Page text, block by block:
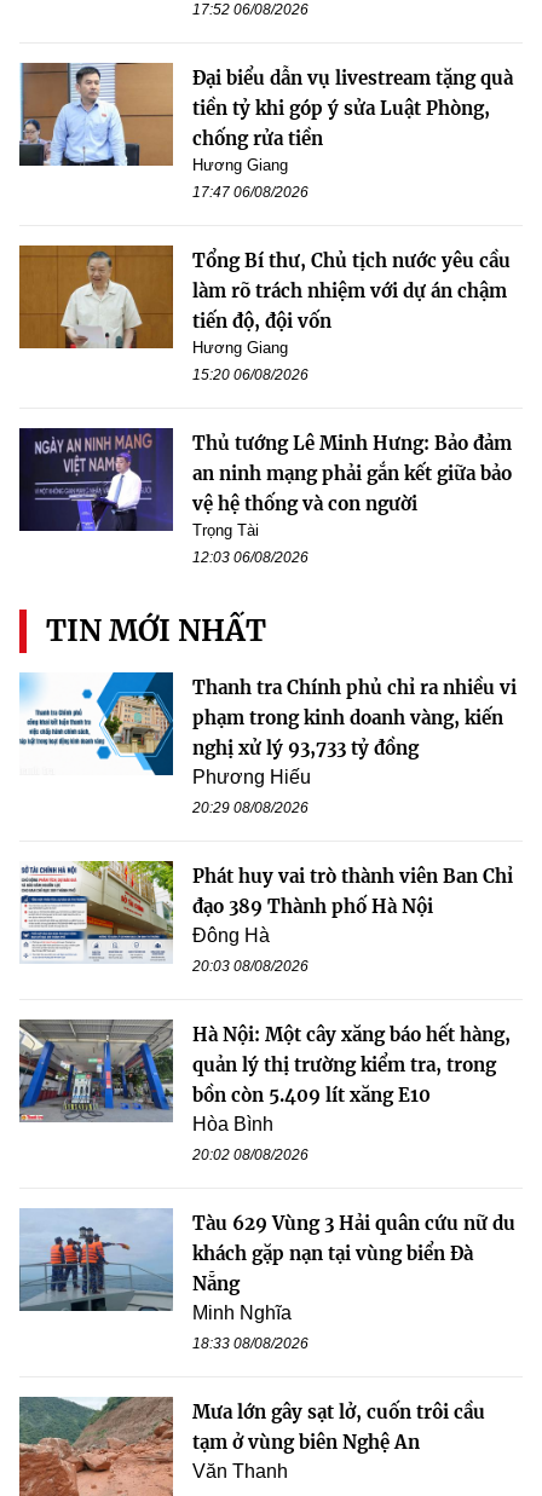
17:52 06/08/2026
Đại biểu dẫn vụ livestream tặng quà
tiền tỷ khi góp ý sửa Luật Phòng,
chống rửa tiền
Hương Giang
17:47 06/08/2026
Tổng Bí thư, Chủ tịch nước yêu cầu
làm rõ trách nhiệm với dự án chậm
tiến độ, đội vốn
Hương Giang
15:20 06/08/2026
Thủ tướng Lê Minh Hưng: Bảo đảm
an ninh mạng phải gắn kết giữa bảo
vệ hệ thống và con người
Trọng Tài
12:03 06/08/2026
TIN MỚI NHẤT
Thanh tra Chính phủ chỉ ra nhiều vi
phạm trong kinh doanh vàng, kiến
nghị xử lý 93,733 tỷ đồng
Phương Hiếu
20:29 08/08/2026
Phát huy vai trò thành viên Ban Chỉ
đạo 389 Thành phố Hà Nội
Đông Hà
20:03 08/08/2026
Hà Nội: Một cây xăng báo hết hàng,
quản lý thị trường kiểm tra, trong
bồn còn 5.409 lít xăng E10
Hòa Bình
20:02 08/08/2026
Tàu 629 Vùng 3 Hải quân cứu nữ du
khách gặp nạn tại vùng biển Đà
Nẵng
Minh Nghĩa
18:33 08/08/2026
Mưa lớn gây sạt lở, cuốn trôi cầu
tạm ở vùng biên Nghệ An
Văn Thanh